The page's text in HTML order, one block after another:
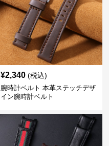
¥2,340 (税込)
腕時計ベルト 本革ステッチデザ
イン腕時計ベルト